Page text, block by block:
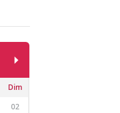
Dim
02